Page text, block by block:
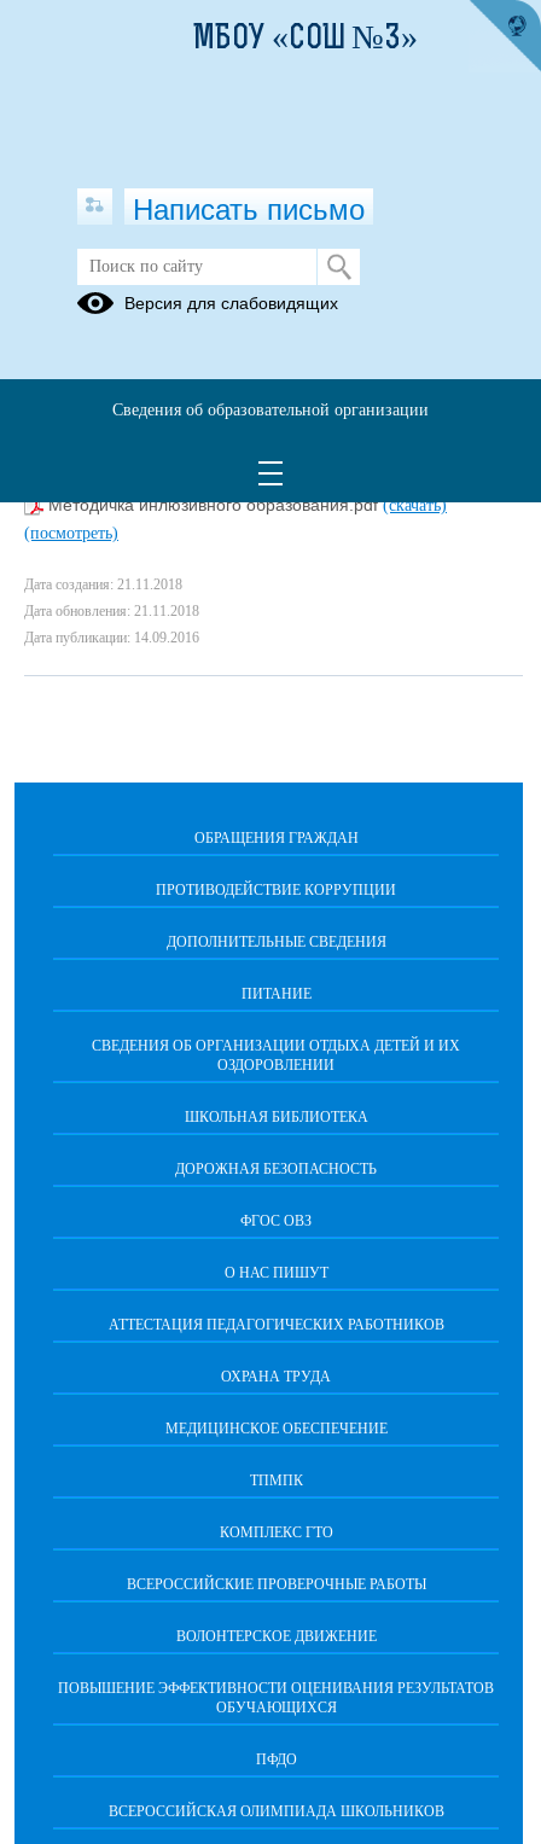
Методичка инклюзивного
образования
Методичка инлюзивного образования.pdf(скачать)
(посмотреть)
Дата создания: 21.11.2018
Дата обновления: 21.11.2018
Дата публикации: 14.09.2016
ОБРАЩЕНИЯ ГРАЖДАН
ПРОТИВОДЕЙСТВИЕ КОРРУПЦИИ
ДОПОЛНИТЕЛЬНЫЕ СВЕДЕНИЯ
ПИТАНИЕ
СВЕДЕНИЯ ОБ ОРГАНИЗАЦИИ ОТДЫХА ДЕТЕЙ И ИХ
ОЗДОРОВЛЕНИИ
ШКОЛЬНАЯ БИБЛИОТЕКА
ДОРОЖНАЯ БЕЗОПАСНОСТЬ
ФГОС ОВЗ
О НАС ПИШУТ
АТТЕСТАЦИЯ ПЕДАГОГИЧЕСКИХ РАБОТНИКОВ
ОХРАНА ТРУДА
МЕДИЦИНСКОЕ ОБЕСПЕЧЕНИЕ
ТПМПК
КОМПЛЕКС ГТО
ВСЕРОССИЙСКИЕ ПРОВЕРОЧНЫЕ РАБОТЫ
ВОЛОНТЕРСКОЕ ДВИЖЕНИЕ
ПОВЫШЕНИЕ ЭФФЕКТИВНОСТИ ОЦЕНИВАНИЯ РЕЗУЛЬТАТОВ
ОБУЧАЮЩИХСЯ
ПФДО
ВСЕРОССИЙСКАЯ ОЛИМПИАДА ШКОЛЬНИКОВ
МБОУ «СОШ №3»
Написать письмо
Версия для слабовидящих
Сведения об образовательной организации